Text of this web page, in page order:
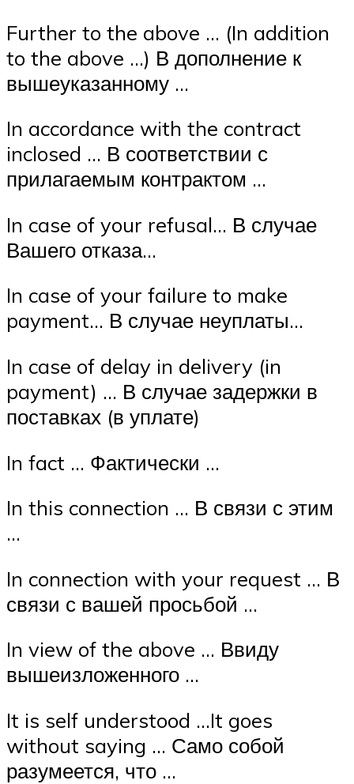
Further to the above … (In addition
to the above …) В дополнение к
вышеуказанному …
In accordance with the contract
inclosed … В соответствии с
прилагаемым контрактом …
In case of your refusal… В случае
Вашего отказа…
In case of your failure to make
payment… В случае неуплаты…
In case of delay in delivery (in
payment) … В случае задержки в
поставках (в уплате)
In fact … Фактически …
In this connection … В связи с этим
…
In connection with your request … В
связи с вашей просьбой …
In view of the above … Ввиду
вышеизложенного …
It is self understood …It goes
without saying … Само собой
разумеется, что …